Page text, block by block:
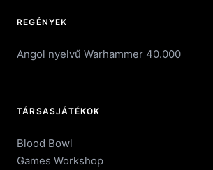
REGÉNYEK
Angol nyelvű Warhammer 40.000
TÁRSASJÁTÉKOK
Blood Bowl
Games Workshop